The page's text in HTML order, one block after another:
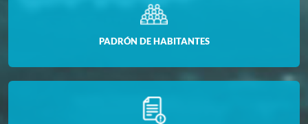
PADRÓN DE HABITANTES